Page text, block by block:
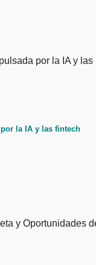
la IA y las fintech